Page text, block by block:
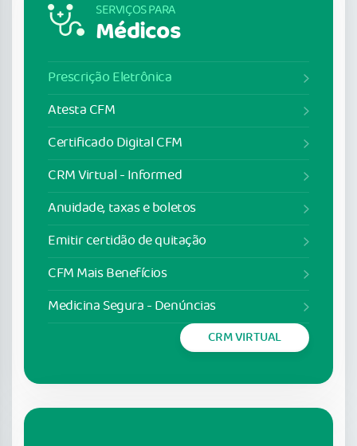
SERVIÇOS PARA
Médicos
Prescrição Eletrônica
Atesta CFM
Certificado Digital CFM
CRM Virtual - Informed
Anuidade, taxas e boletos
Emitir certidão de quitação
CFM Mais Benefícios
Medicina Segura - Denúncias
CRM VIRTUAL